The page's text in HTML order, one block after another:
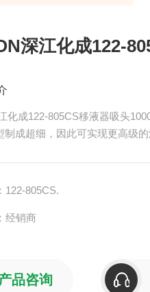
深江化成122-
化成122-805CS移液器吸头
制成超细，因此可实现更高级
122-805CS.
经销商
品咨询